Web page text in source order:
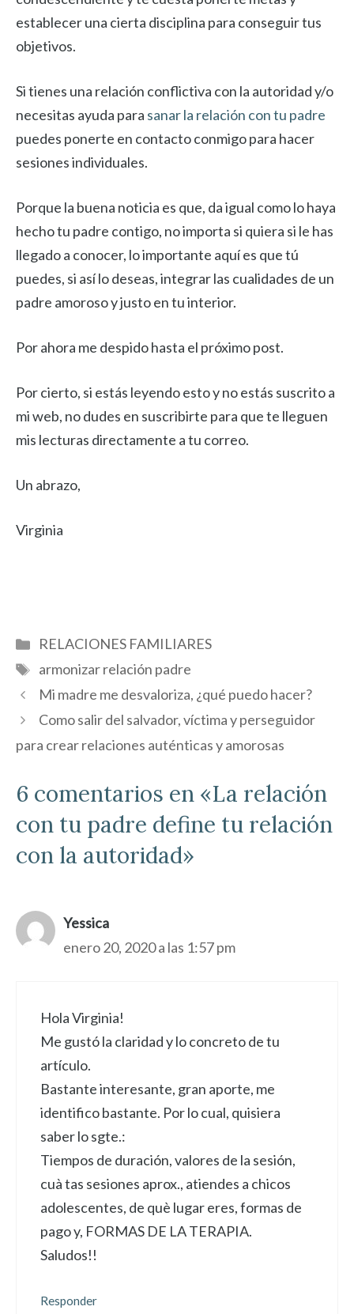
establecer una cierta disciplina para conseguir tus
objetivos.
Si tienes una relación conflictiva con la autoridad y/o
necesitas ayuda para sanar la relación con tu padre
puedes ponerte en contacto conmigo para hacer
sesiones individuales.
Porque la buena noticia es que, da igual como lo haya
hecho tu padre contigo, no importa si quiera si le has
llegado a conocer, lo importante aquí es que tú
puedes, si así lo deseas, integrar las cualidades de un
padre amoroso y justo en tu interior.
Por ahora me despido hasta el próximo post.
Por cierto, si estás leyendo esto y no estás suscrito a
mi web, no dudes en suscribirte para que te lleguen
mis lecturas directamente a tu correo.
Un abrazo,
Virginia
Categorías
RELACIONES FAMILIARES
Etiquetas
armonizar relación padre
Mi madre me desvaloriza, ¿qué puedo hacer?
Como salir del salvador, víctima y perseguidor
para crear relaciones auténticas y amorosas
6 comentarios en «La relación
con tu padre define tu relación
con la autoridad»
Yessica
enero 20, 2020 a las 1:57 pm
Hola Virginia!
Me gustó la claridad y lo concreto de tu
artículo.
Bastante interesante, gran aporte, me
identifico bastante. Por lo cual, quisiera
saber lo sgte.:
Tiempos de duración, valores de la sesión,
cuà tas sesiones aprox., atiendes a chicos
adolescentes, de què lugar eres, formas de
pago y, FORMAS DE LA TERAPIA.
Saludos!!
Responder